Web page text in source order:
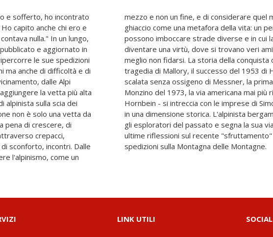
e sofferto, ho incontrato
capito anche chi ero e
nulla." In un lungo,
e aggiornato in
le sue spedizioni
ma anche di difficoltà e di
dalle Alpi
la vetta più alta
alpinista sulla scia dei
non è solo una vetta da
pena di crescere, di
crepacci,
sconforto, incontri. Dalle
l'alpinismo, come un
massiccio di rocce e
percorso lungo il quale si
in cui la rinuncia può
amici e persone di cui è
dell'Everest - la
di Hillary e Tenzing, la
spedizione italiana di
mai più ripetuta di Tom
Moro e le colloca
si confronta con
fino ad arrivare alle
turistico delle
spedizioni sulla Montagna delle Montagne.
LINK UTILI SOCIAL